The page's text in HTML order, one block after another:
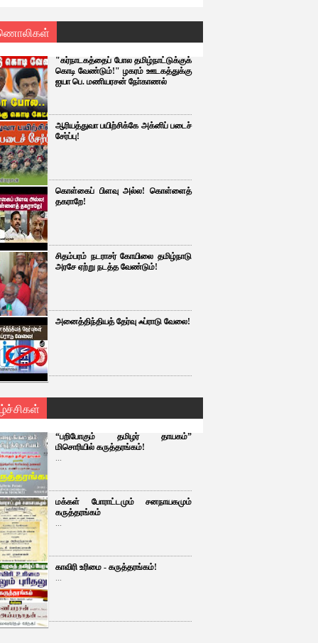
"கர்நாடகத்தைப் போல தமிழ்நாட்டுக்குக்
கொடி வேண்டும்!" ழகரம் ஊடகத்துக்கு
ஐயா பெ. மணியரசன் நோ்காணல்
ஆரியத்துவா பயிற்சிக்கே அக்னிப் படைச்
சேர்ப்பு!
கொள்கைப் பிளவு அல்ல! கொள்ளைத்
தகராறே!
சிதம்பரம் நடராசர் கோயிலை தமிழ்நாடு
அரசே ஏற்று நடத்த வேண்டும்!
அனைத்திந்தியத் தேர்வு ஃப்ராடு வேலை!
“பறிபோகும் தமிழர் தாயகம்”
மிசொரியில் கருத்தரங்கம்!
...
மக்கள் போராட்டமும் சனநாயகமும்
கருத்தரங்கம்
...
காவிரி உரிமை - கருத்தரங்கம்!
...